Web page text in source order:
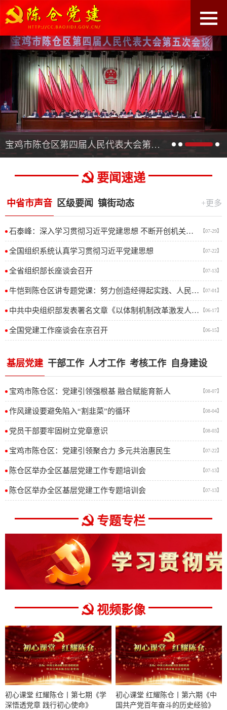
宝鸡市陈仓区第四届人民代表大会第五次会议开幕
要闻速递
中省市声音 区级要闻 镇街动态 +更多
【07-29】
石泰峰：深入学习贯彻习近平党建思想 不断开创机关党建工作新局面
【07-22】
全国组织系统认真学习贯彻习近平党建思想
【07-13】
全省组织部长座谈会召开
【07-01】
牛恺到陈仓区讲专题党课：努力创造经得起实践、人民、历史检验的实绩
【06-17】
中共中央组织部发表署名文章《以体制机制改革激发人才创新创造活力》
【06-15】
全国党建工作座谈会在京召开
基层党建 干部工作 人才工作 考核工作 自身建设
【08-07】
宝鸡市陈仓区：党建引领强根基 融合赋能育新人
【08-04】
作风建设要避免陷入“割韭菜”的循环
【08-03】
党员干部要牢固树立党章意识
【07-22】
宝鸡市陈仓区：党建引领聚合力 多元共治惠民生
【07-13】
陈仓区举办全区基层党建工作专题培训会
【07-13】
陈仓区举办全区基层党建工作专题培训会
专题专栏
视频影像
初心课堂 红耀陈仓丨第七期《学
深悟透党章 践行初心使命》
初心课堂 红耀陈仓丨第六期《中
国共产党百年奋斗的历史经验》